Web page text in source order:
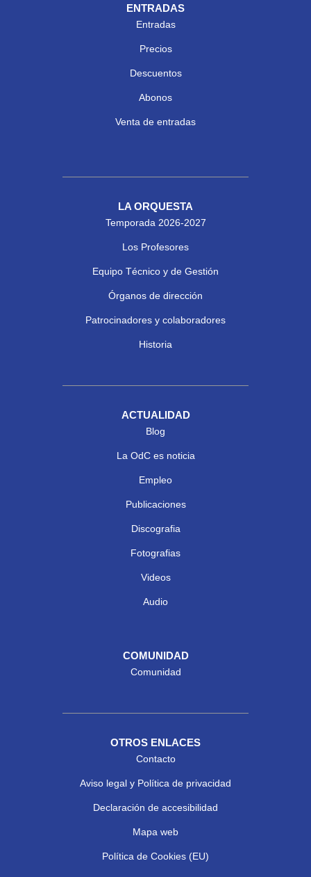
ENTRADAS
Entradas
Precios
Descuentos
Abonos
Venta de entradas
LA ORQUESTA
Temporada 2026-2027
Los Profesores
Equipo Técnico y de Gestión
Órganos de dirección
Patrocinadores y colaboradores
Historia
ACTUALIDAD
Blog
La OdC es noticia
Empleo
Publicaciones
Discografia
Fotografias
Videos
Audio
COMUNIDAD
Comunidad
OTROS ENLACES
Contacto
Aviso legal y Política de privacidad
Declaración de accesibilidad
Mapa web
Política de Cookies (EU)